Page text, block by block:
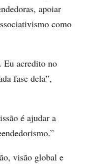
apoiar
como
Eu acredito no
fase dela”,
é ajudar a
visão global e